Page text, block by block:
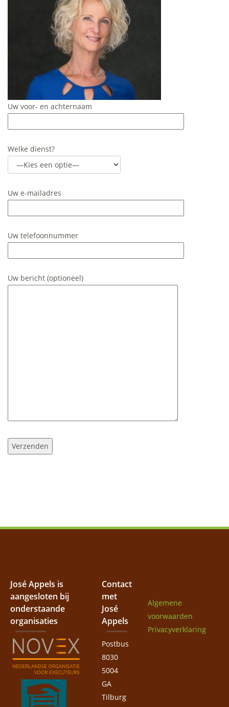
Uw voor- en achternaam
Welke dienst?
Uw e-mailadres
Uw telefoonnummer
Uw bericht (optioneel)
José Appels is
aangesloten bij
onderstaande
organisaties
Contact
met
José
Appels
Postbus
8030
5004
GA
Tilburg
Algemene
voorwaarden
Privacyverklaring